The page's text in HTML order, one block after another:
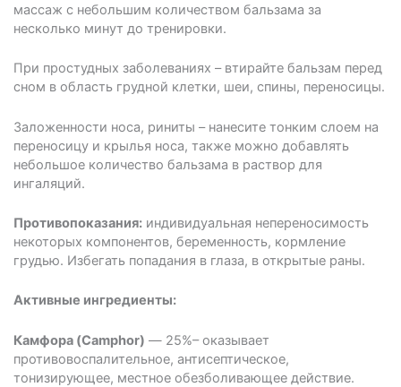
массаж с небольшим количеством бальзама за
несколько минут до тренировки.
При простудных заболеваниях – втирайте бальзам перед
сном в область грудной клетки, шеи, спины, переносицы.
Заложенности носа, риниты – нанесите тонким слоем на
переносицу и крылья носа, также можно добавлять
небольшое количество бальзама в раствор для
ингаляций.
Противопоказания:индивидуальная непереносимость
некоторых компонентов, беременность, кормление
грудью. Избегать попадания в глаза, в открытые раны.
Активные ингредиенты:
Камфора (Camphor) ― 25%– оказывает
противовоспалительное, антисептическое,
тонизирующее, местное обезболивающее действие.